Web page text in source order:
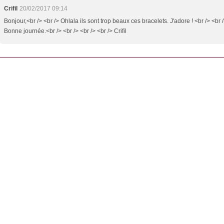
Crifil 20/02/2017 09:14
Bonjour,<br /> <br /> Ohlala ils sont trop beaux ces bracelets. J'adore ! <br /> <br
Bonne journée.<br /> <br /> <br /> <br /> Crifil